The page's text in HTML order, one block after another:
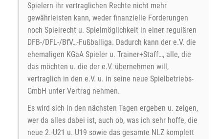
Spielern ihr vertraglichen Rechte nicht mehr
gewährleisten kann, weder finanzielle Forderungen
noch Spielrecht u. Spielmöglichkeit in einer regulären
DFB-/DFL-/BfV…-Fußballiga. Dadurch kann der e.V. die
ehemaligen KGaA Spieler u. Trainer+Staff…, alle, die
das möchten u. die der e.V. übernehmen will,
vertraglich in den e.V. u. in seine neue Spielbetriebs-
GmbH unter Vertrag nehmen.
Es wird sich in den nächsten Tagen ergeben u. zeigen,
wer da alles dabei ist, auch ob, was ich sehr hoffe, die
neue 2.-U21 u. U19 sowie das gesamte NLZ komplett